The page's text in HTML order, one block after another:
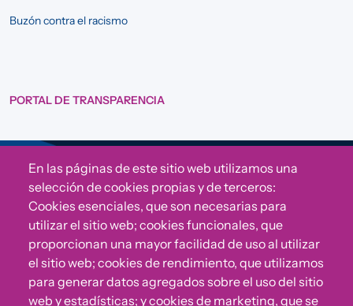
Buzón contra el racismo
PORTAL DE TRANSPARENCIA
Sigue a Comunidad CONVIVE
En las páginas de este sitio web utilizamos una
selección de cookies propias y de terceros:
Cookies esenciales, que son necesarias para
utilizar el sitio web; cookies funcionales, que
proporcionan una mayor facilidad de uso al utilizar
el sitio web; cookies de rendimiento, que utilizamos
para generar datos agregados sobre el uso del sitio
web y estadísticas; y cookies de marketing, que se